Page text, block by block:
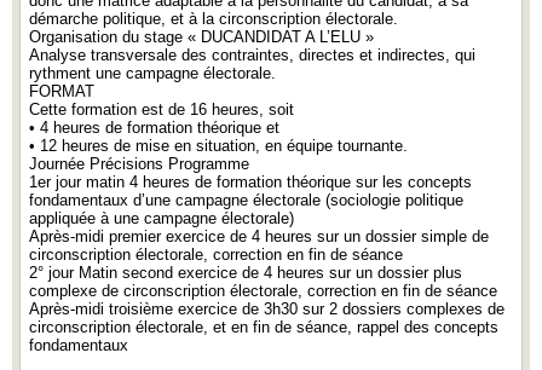
démarche politique, et à la circonscription électorale.
Organisation du stage « DUCANDIDAT A L’ELU »
Analyse transversale des contraintes, directes et indirectes, qui
rythment une campagne électorale.
FORMAT
Cette formation est de 16 heures, soit
• 4 heures de formation théorique et
• 12 heures de mise en situation, en équipe tournante.
Journée Précisions Programme
1er jour matin 4 heures de formation théorique sur les concepts
fondamentaux d’une campagne électorale (sociologie politique
appliquée à une campagne électorale)
Après-midi premier exercice de 4 heures sur un dossier simple de
circonscription électorale, correction en fin de séance
2° jour Matin second exercice de 4 heures sur un dossier plus
complexe de circonscription électorale, correction en fin de séance
Après-midi troisième exercice de 3h30 sur 2 dossiers complexes de
circonscription électorale, et en fin de séance, rappel des concepts
fondamentaux